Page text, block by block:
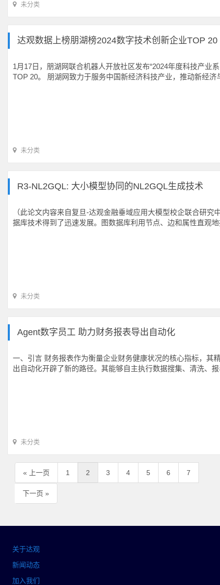
未分类
达观数据上榜朋湖榜2024数字技术创新企业TOP 20
1月17日，朋湖网联合机器人开放社区发布“2024年度科技产业
TOP 20。 朋湖网致力于服务中国新经济科技产业，推动新经
未分类
R3-NL2GQL: 大小模型协同的NL2GQL生成技术
（此论文内容来自复旦-达观金融垂域应用大模型校企联合研
据库技术得到了迅速发展。图数据库利用节点、边和属性直观
未分类
Agent数字员工 助力财务报表导出自动化
一、引言 财务报表作为衡量企业财务健康状况的核心指标，其
出自动化开辟了新的路径。其能够自主执行数据搜集、清洗
未分类
« 上一页 1 2 3 4 5 6 7
下一页 »
关于达观
新闻动态
加入我们